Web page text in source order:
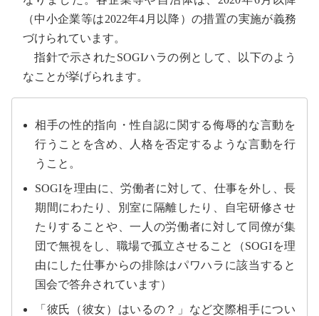
（中小企業等は2022年4月以降）の措置の実施が義務
づけられています。
指針で示されたSOGIハラの例として、以下のよう
なことが挙げられます。
相手の性的指向・性自認に関する侮辱的な言動を
行うことを含め、人格を否定するような言動を行
うこと。
SOGIを理由に、労働者に対して、仕事を外し、長
期間にわたり、別室に隔離したり、自宅研修させ
たりすることや、一人の労働者に対して同僚が集
団で無視をし、職場で孤立させること（SOGIを理
由にした仕事からの排除はパワハラに該当すると
国会で答弁されています）
「彼氏（彼女）はいるの？」など交際相手につい